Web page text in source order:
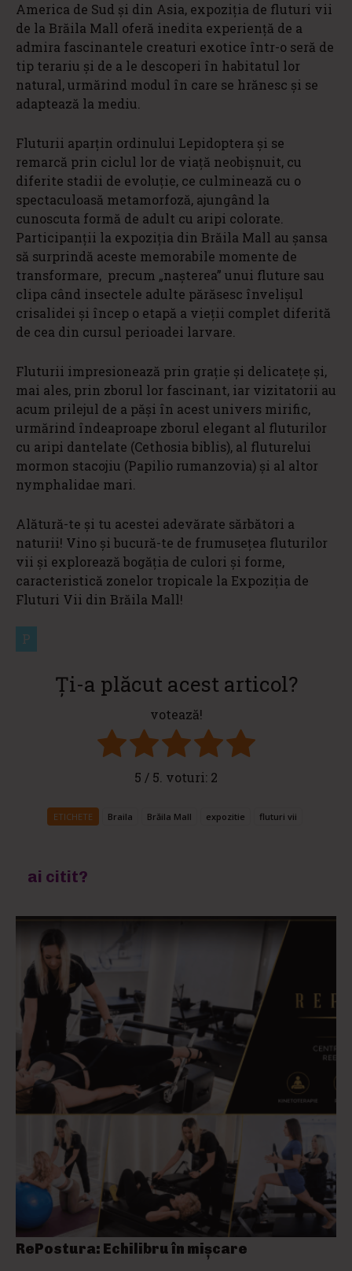
America de Sud și din Asia, expoziția de fluturi vii
de la Brăila Mall oferă inedita experiență de a
admira fascinantele creaturi exotice într-o seră de
tip terariu și de a le descoperi în habitatul lor
natural, urmărind modul în care se hrănesc și se
adaptează la mediu.
Fluturii aparțin ordinului Lepidoptera și se
remarcă prin ciclul lor de viață neobișnuit, cu
diferite stadii de evoluție, ce culminează cu o
spectaculoasă metamorfoză, ajungând la
cunoscuta formă de adult cu aripi colorate.
Participanții la expoziția din Brăila Mall au șansa
să surprindă aceste memorabile momente de
transformare, precum „nașterea” unui fluture sau
clipa când insectele adulte părăsesc învelişul
crisalidei şi încep o etapă a vieții complet diferită
de cea din cursul perioadei larvare.
Fluturii impresionează prin grație și delicatețe și,
mai ales, prin zborul lor fascinant, iar vizitatorii au
acum prilejul de a păși în acest univers mirific,
urmărind îndeaproape zborul elegant al fluturilor
cu aripi dantelate (Cethosia biblis), al fluturelui
mormon stacojiu (Papilio rumanzovia) și al altor
nymphalidae mari.
Alătură-te și tu acestei adevărate sărbători a
naturii! Vino și bucură-te de frumusețea fluturilor
vii și explorează bogăția de culori și forme,
caracteristică zonelor tropicale la Expoziția de
Fluturi Vii din Brăila Mall!
P
Ți-a plăcut acest articol?
votează!
5 / 5. voturi: 2
ETICHETE Braila Brăila Mall expozitie fluturi vii
ai citit?
RePostura: Echilibru în mișcare